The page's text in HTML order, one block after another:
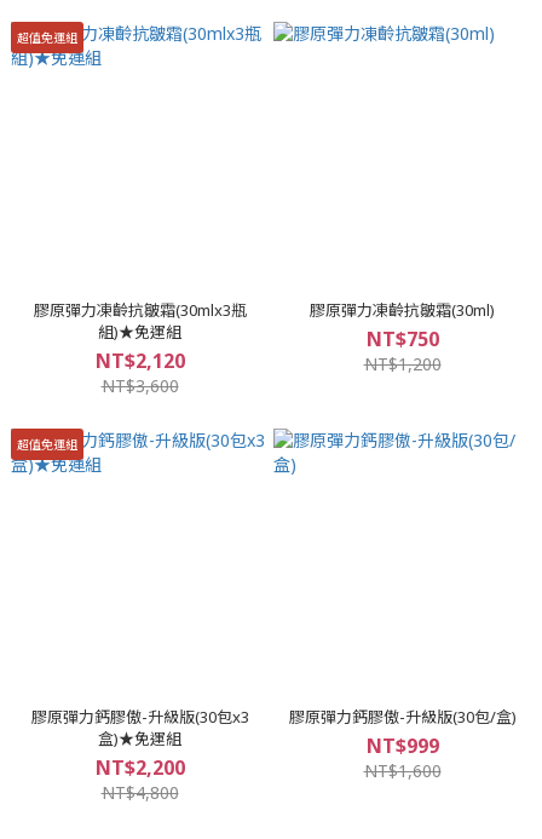
超值免運組
膠原彈力凍齡抗皺霜(30mlx3瓶
組)★免運組
NT$2,120
NT$3,600
膠原彈力凍齡抗皺霜(30ml)
NT$750
NT$1,200
超值免運組
膠原彈力鈣膠傲-升級版(30包x3
盒)★免運組
NT$2,200
NT$4,800
膠原彈力鈣膠傲-升級版(30包/盒)
NT$999
NT$1,600